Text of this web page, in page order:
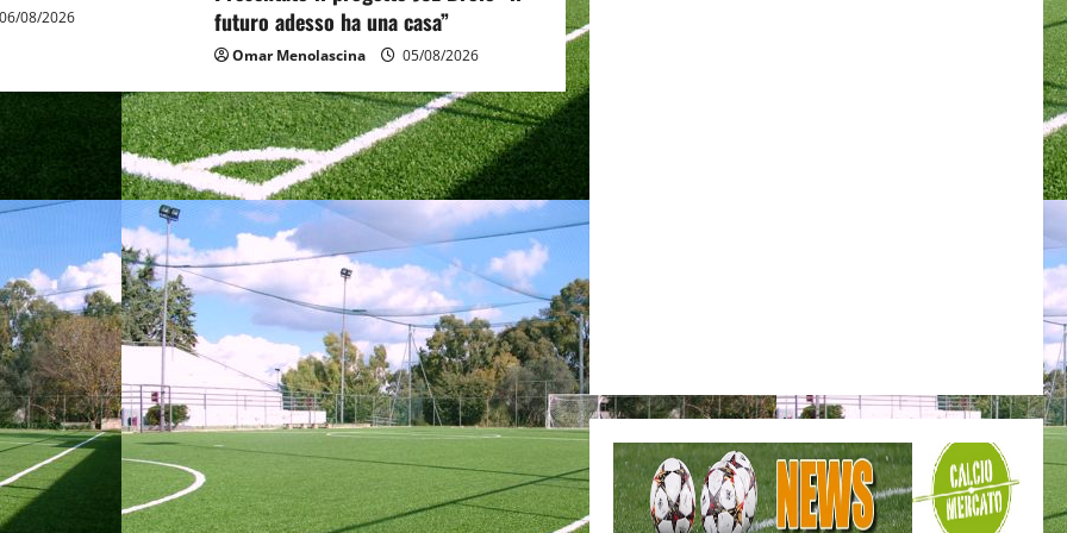
06/08/2026
futuro adesso ha una casa”
Omar Menolascina 05/08/2026